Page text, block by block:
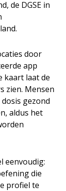
de DGSE in
door
app
kaart laat de
zien. Mensen
gezond
aldus het
eenvoudig:
die
profiel te